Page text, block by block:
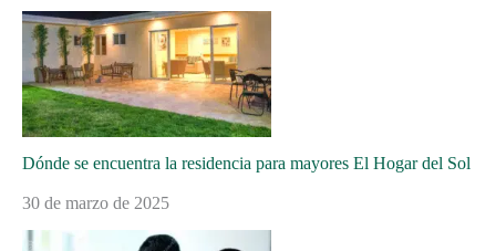
Dónde se encuentra la residencia para mayores El Hogar del Sol
30 de marzo de 2025